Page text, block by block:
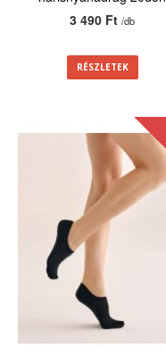
3 490 Ft/db
RÉSZLETEK